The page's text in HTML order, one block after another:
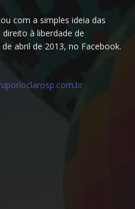
com a simples ideia das
à liberdade de
abril de 2013, no Facebook.